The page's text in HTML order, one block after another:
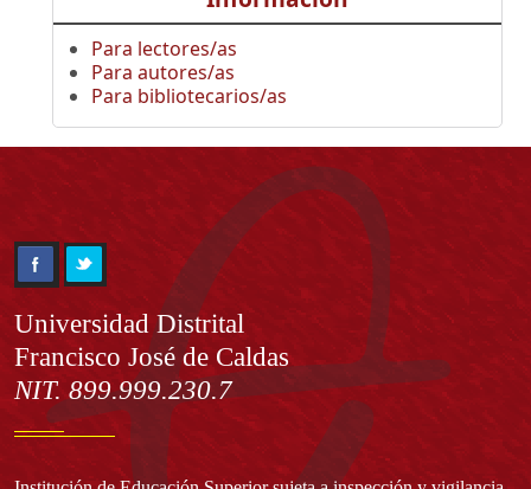
Para lectores/as
Para autores/as
Para bibliotecarios/as
Información
Universidad Distrital
Francisco José de Caldas
NIT. 899.999.230.7